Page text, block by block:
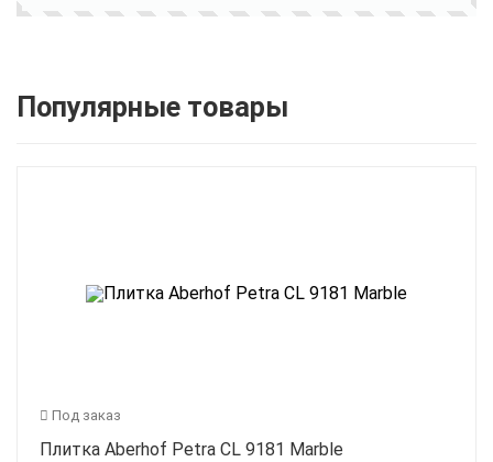
Популярные товары
Под заказ
Плитка Aberhof Petra CL 9181 Marble